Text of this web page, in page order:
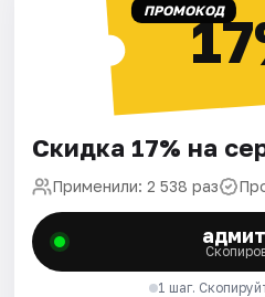
ПРОМОКОД
Скидка 17% на
Применили: 2 538 раз
1 шаг.